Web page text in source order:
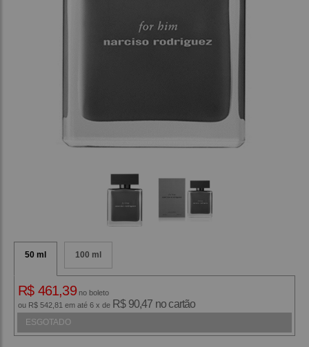
50 ml 100 ml
R$ 461,39no boleto
ou R$ 542,81 em até 6 x de R$ 90,47 no cartão
ESGOTADO